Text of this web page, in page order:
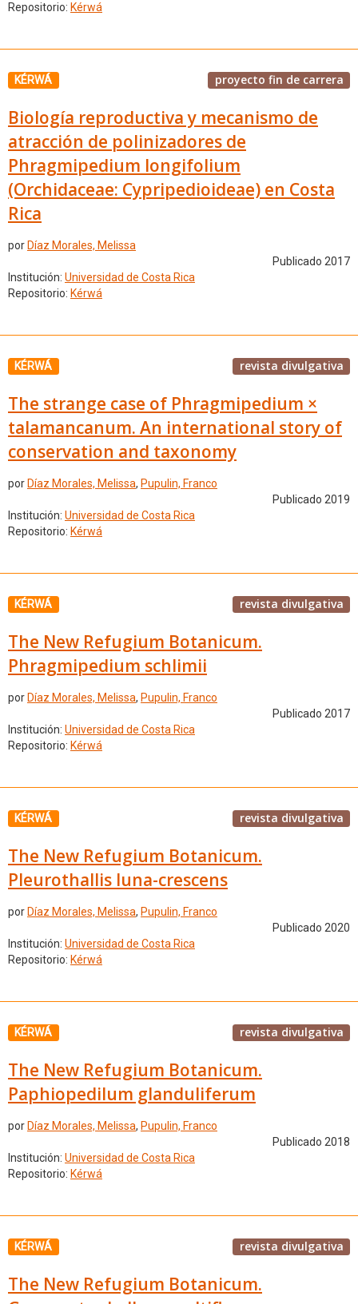
Repositorio: Kérwá
KÉRWÁ proyecto fin de carrera
Biología reproductiva y mecanismo de
atracción de polinizadores de
Phragmipedium longifolium
(Orchidaceae: Cypripedioideae) en Costa
Rica
por Díaz Morales, Melissa
Publicado 2017
Institución: Universidad de Costa Rica
Repositorio: Kérwá
KÉRWÁ revista divulgativa
The strange case of Phragmipedium ×
talamancanum. An international story of
conservation and taxonomy
por Díaz Morales, Melissa, Pupulin, Franco
Publicado 2019
Institución: Universidad de Costa Rica
Repositorio: Kérwá
KÉRWÁ revista divulgativa
The New Refugium Botanicum.
Phragmipedium schlimii
por Díaz Morales, Melissa, Pupulin, Franco
Publicado 2017
Institución: Universidad de Costa Rica
Repositorio: Kérwá
KÉRWÁ revista divulgativa
The New Refugium Botanicum.
Pleurothallis luna-crescens
por Díaz Morales, Melissa, Pupulin, Franco
Publicado 2020
Institución: Universidad de Costa Rica
Repositorio: Kérwá
KÉRWÁ revista divulgativa
The New Refugium Botanicum.
Paphiopedilum glanduliferum
por Díaz Morales, Melissa, Pupulin, Franco
Publicado 2018
Institución: Universidad de Costa Rica
Repositorio: Kérwá
KÉRWÁ revista divulgativa
The New Refugium Botanicum.